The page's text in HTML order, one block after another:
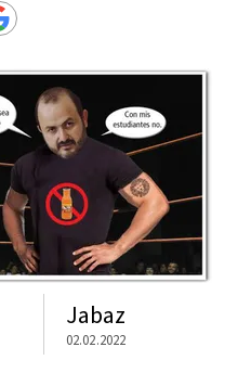
Jabaz
02.02.2022